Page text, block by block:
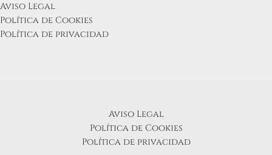
Aviso Legal
Política de Cookies
Política de privacidad
Aviso Legal
Política de Cookies
Política de privacidad